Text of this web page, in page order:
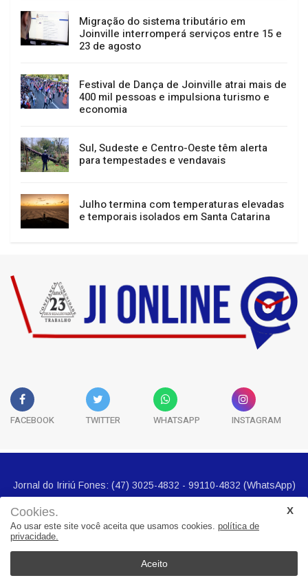
Passeio guiado, música e teatro: confira a
agenda cultural de Joinville
Migração do sistema tributário em
Joinville interromperá serviços entre 15 e
23 de agosto
Festival de Dança de Joinville atrai mais de
400 mil pessoas e impulsiona turismo e
economia
Sul, Sudeste e Centro-Oeste têm alerta
para tempestades e vendavais
e temporais isolados em Santa Catarina
FACEBOOK TWITTER WHATSAPP INSTAGRAM
Jornal do Iririú Fones: (47) 3025-4832 - 99110-4832 (WhatsApp)
E-mail imprensa@jornalbairros.com.br
Cookies.
Ao usar este site você aceita que usamos cookies. política de
privacidade.
Aceito